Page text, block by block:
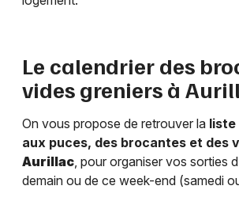
Le calendrier des
vides greniers à
On vous propose de retrouver la liste
aux puces, des brocantes et des
Aurillac, pour organiser vos sorties
demain ou de ce week-end (samedi